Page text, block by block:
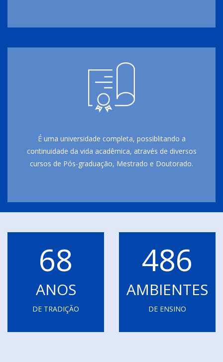
É uma universidade completa, possiblitando a
continuidade da vida acadêmica, através de diversos
cursos de Pós-graduação, Mestrado e Doutorado.
68
ANOS
DE TRADIÇÃO
486
AMBIENTES
DE ENSINO